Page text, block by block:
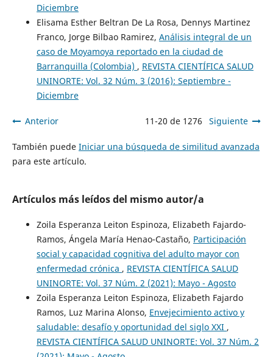
Diciembre
Elisama Esther Beltran De La Rosa, Dennys Martinez
Franco, Jorge Bilbao Ramirez, Análisis integral de un
caso de Moyamoya reportado en la ciudad de
Barranquilla (Colombia) , REVISTA CIENTÍFICA SALUD
UNINORTE: Vol. 32 Núm. 3 (2016): Septiembre -
Diciembre
Anterior 11-20 de 1276 Siguiente
También puede Iniciar una búsqueda de similitud avanzada
para este artículo.
Artículos más leídos del mismo autor/a
Zoila Esperanza Leiton Espinoza, Elizabeth Fajardo-
Ramos, Ángela María Henao-Castaño, Participación
social y capacidad cognitiva del adulto mayor con
enfermedad crónica , REVISTA CIENTÍFICA SALUD
UNINORTE: Vol. 37 Núm. 2 (2021): Mayo - Agosto
Zoila Esperanza Leiton Espinoza, Elizabeth Fajardo
Ramos, Luz Marina Alonso, Envejecimiento activo y
saludable: desafío y oportunidad del siglo XXI ,
REVISTA CIENTÍFICA SALUD UNINORTE: Vol. 37 Núm. 2